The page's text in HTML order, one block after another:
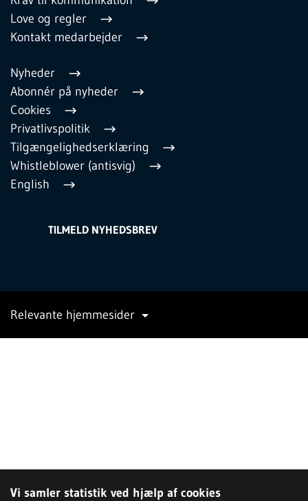
Vi samler statistik ved hjælp af cookies
Love og regler
Kontakt medarbejder
Nyheder
Abonnér på nyheder
Cookies
Privatlivspolitik
Tilgængelighedserklæring
Whistleblower (antisvig)
English
TILMELD NYHEDSBREV
Relevante hjemmesider